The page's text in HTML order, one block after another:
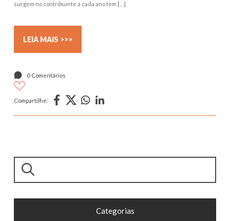
surgem no contribuinte a cada ano tem […]
LEIA MAIS >>>
0 Comentários
Compartilhe:
Pesquisar
Categorias